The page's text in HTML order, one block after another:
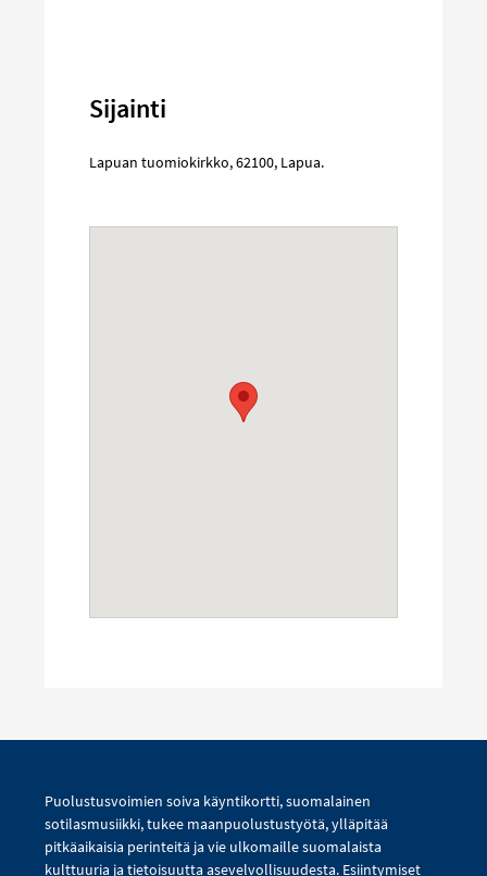
Sijainti
Lapuan tuomiokirkko,62100, Lapua.
Puolustusvoimien soiva käyntikortti, suomalainen
sotilasmusiikki, tukee maanpuolustustyötä, ylläpitää
pitkäaikaisia perinteitä ja vie ulkomaille suomalaista
kulttuuria ja tietoisuutta asevelvollisuudesta. Esiintymiset